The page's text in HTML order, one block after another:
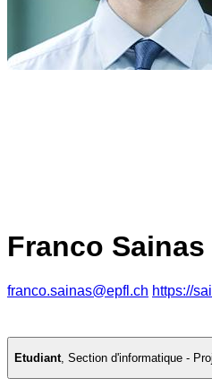
Franco Sainas
franco.sainas@epfl.ch https://
Etudiant, Section d'informatique -